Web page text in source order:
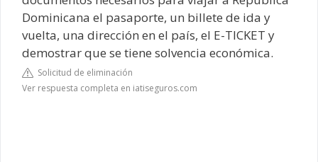
Dominicana el pasaporte, un billete de ida y
vuelta, una dirección en el país, el E-TICKET y
demostrar que se tiene solvencia económica.
Solicitud de eliminación
Ver respuesta completa en iatiseguros.com